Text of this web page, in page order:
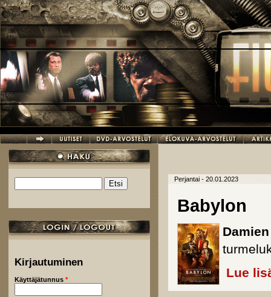
Hyppää pääsisältöön
Hakulomake
Kirjautuminen
Käyttäjätunnus *
Perjantai - 20.01.2023
Babylon
Lue